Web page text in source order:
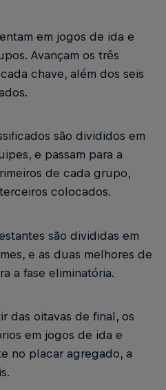
em jogos de ida e
Avançam os três
chave, além dos seis
são divididos em
e passam para a
de cada grupo,
colocados.
são divididas em
e as duas melhores de
a fase eliminatória.
das oitavas de final, os
em jogos de ida e
no placar agregado, a